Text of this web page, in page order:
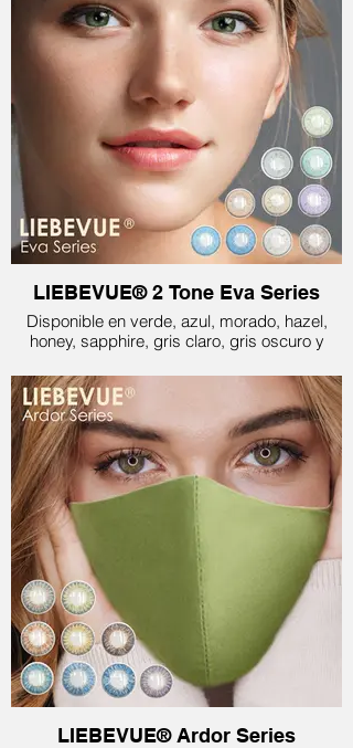
LIEBEVUE® 2 Tone Eva Series
Disponible en verde, azul, morado, hazel,
honey, sapphire, gris claro, gris oscuro y
LIEBEVUE® Ardor Series